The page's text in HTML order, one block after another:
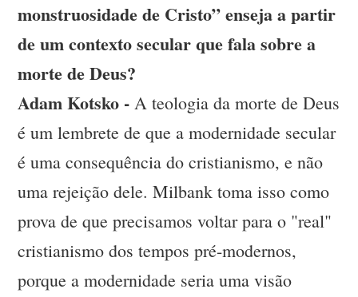
monstruosidade de Cristo” enseja a partir
de um contexto secular que fala sobre a
morte de Deus?
Adam Kotsko - A teologia da morte de Deus
é um lembrete de que a modernidade secular
é uma consequência do cristianismo, e não
uma rejeição dele. Milbank toma isso como
prova de que precisamos voltar para o "real"
cristianismo dos tempos pré-modernos,
porque a modernidade seria uma visão